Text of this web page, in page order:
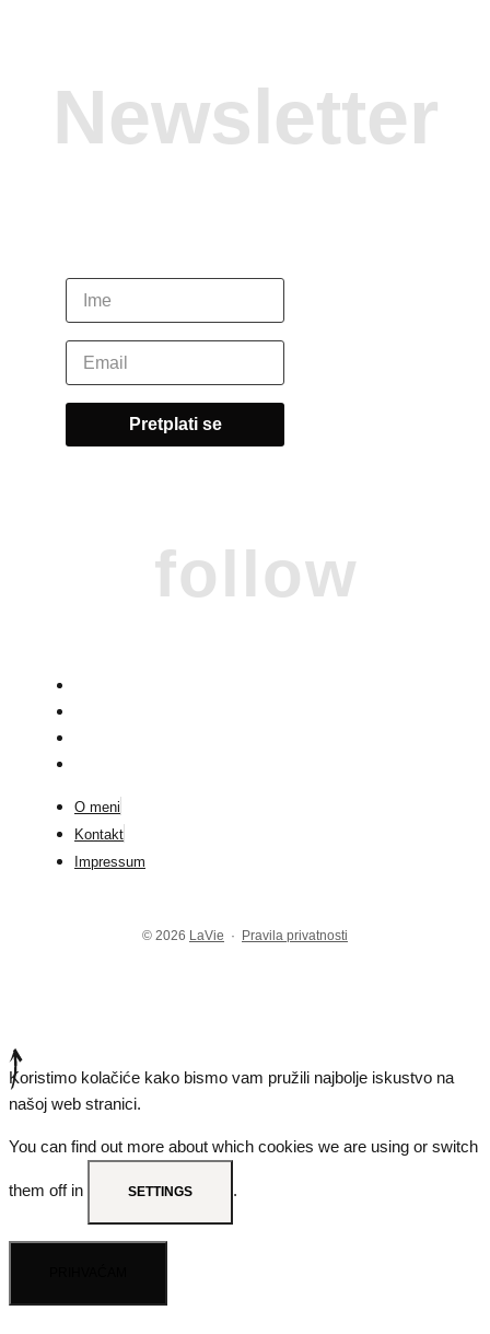
Newsletter
follow
O meni
Kontakt
Impressum
© 2026 LaVie · Pravila privatnosti
Koristimo kolačiće kako bismo vam pružili najbolje iskustvo na
našoj web stranici.
You can find out more about which cookies we are using or switch
them off in SETTINGS .